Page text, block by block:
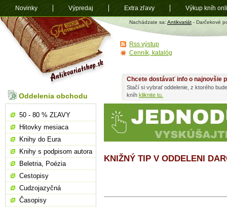
Antikvariát
shop.sk
Nachádzate sa: Antikvariát - Darčekové
KNIŽNÝ TIP V ODDELENI
Chcete dostávať info o najnovšie
Stačí si vybrať oddelenie, z ktorého
kníh kliknite tu.
Oddelenia obchodu
50 - 80 % ZĽAVY
Hitovky mesiaca
Knihy do Eura
Knihy s podpisom autora
Beletria, Poézia
Cestopisy
Cudzojazyčná
Časopisy
Rss výstup
Cenník, katalóg
Novinky Výpredaj Extra zľavy Výkup kníh